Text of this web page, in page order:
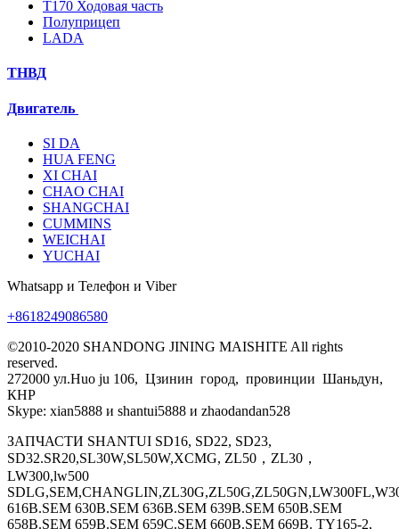
T170 Ходовая часть
Полуприцеп
LADA
ТНВД
Двигатель
SI DA
HUA FENG
XI CHAI
CHAO CHAI
SHANGCHAI
CUMMINS
WEICHAI
YUCHAI
Whatsapp и Телефон и Viber
+8618249086580
©2010-2020 SHANDONG JINING MAISHITE All rights
reserved.
272000 ул.Huo ju 106, Цзинин город, провинции Шаньдун,
КНР
Skype: xian5888 и shantui5888 и zhaodandan528
ЗАПЧАСТИ SHANTUI SD16, SD22, SD23,
SD32.SR20,SL30W,SL50W,XCMG, ZL50，ZL30，
LW300,lw500
616B.SEM 630B.SEM 636B.SEM 639B.SEM 650B.SEM
658B.SEM 659B.SEM 659C.SEM 660B.SEM 669B. TY165-2,